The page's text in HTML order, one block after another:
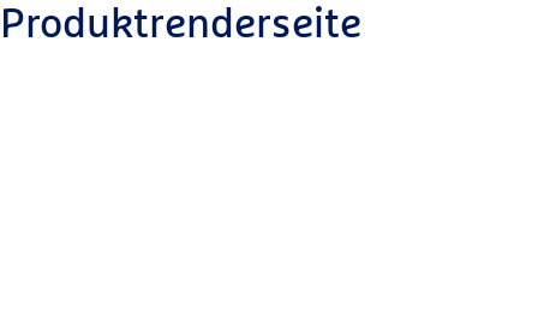
Produktrenderseite